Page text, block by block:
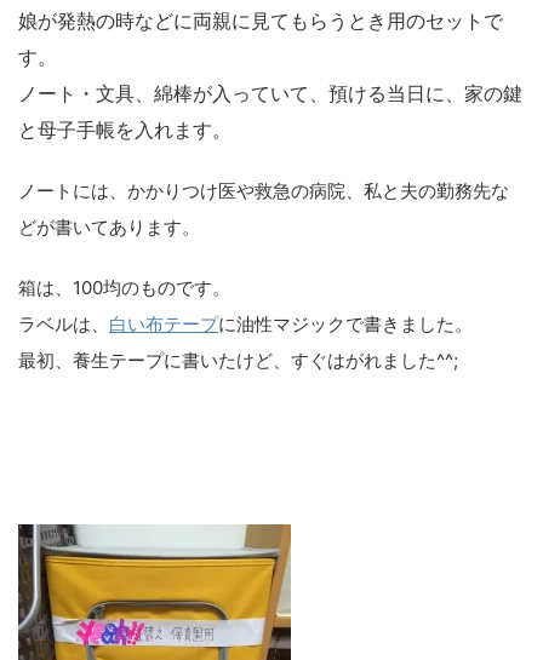
娘が発熱の時などに両親に見てもらうとき用のセットで
す。
ノート・文具、綿棒が入っていて、預ける当日に、家の鍵
と母子手帳を入れます。
ノートには、かかりつけ医や救急の病院、私と夫の勤務先な
どが書いてあります。
箱は、100均のものです。
ラベルは、 白い布テープに油性マジックで書きました。
最初、養生テープに書いたけど、すぐはがれました^^;